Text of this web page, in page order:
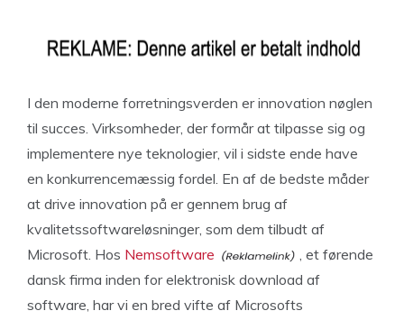
I den moderne forretningsverden er innovation nøglen
til succes. Virksomheder, der formår at tilpasse sig og
implementere nye teknologier, vil i sidste ende have
en konkurrencemæssig fordel. En af de bedste måder
at drive innovation på er gennem brug af
kvalitetssoftwareløsninger, som dem tilbudt af
Microsoft. Hos Nemsoftware
, et førende
dansk firma inden for elektronisk download af
software, har vi en bred vifte af Microsofts